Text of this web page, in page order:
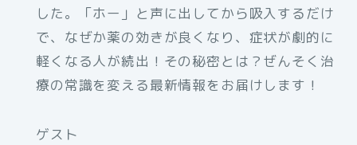
した。「ホー」と声に出してから吸入するだけ
で、なぜか薬の効きが良くなり、症状が劇的に
軽くなる人が続出！その秘密とは？ぜんそく治
療の常識を変える最新情報をお届けします！
ゲスト